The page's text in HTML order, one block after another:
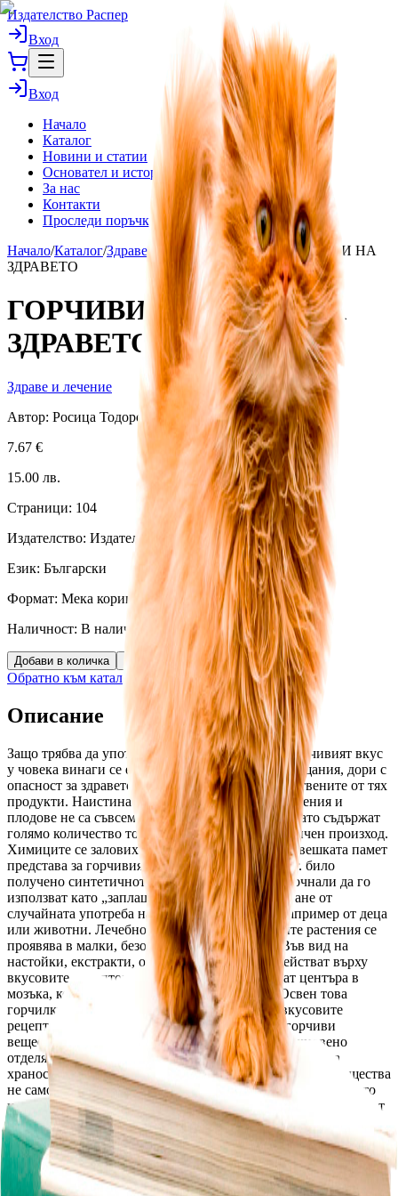
Издателство Распер
Вход
Вход
Начало
Каталог
Новини и статии
Основател и история
За нас
Контакти
Проследи поръчка
Начало/Каталог/Здраве и лечение/ ГОРЧИВИТЕ БИЛКИ НА
ЗДРАВЕТО
ГОРЧИВИТЕ БИЛКИ НА
ЗДРАВЕТО
Здраве и лечение
Автор: Росица Тодорова
7.67 €
15.00 лв.
Страници: 104
Издателство: Издателство Распер
Език: Български
Формат: Мека корица
Наличност: В наличност ( бр.)
Добави в количка Бърза поръчка
Обратно към каталога
Описание
Защо трябва да употребяваме горчиви билки. Горчивият вкус
у човека винаги се е асоциирал с неприятни усещания, дори с
опасност за здравето на някои растения и приготвените от тях
продукти. Наистина повечето от горчивите растения и
плодове не са съвсем безвредни за човека, тъй като съдържат
голямо количество токсини – отрови от биологичен произход.
Химиците се заловиха за тази закрепила се в човешката памет
представа за горчивия вкус и когато през 1958 г. било
получено синтетичното горчиво вещество, започнали да го
използват като „заплашващ агент”, за предпазване от
случайната употреба на токсични вещества, например от деца
или животни. Лечебното действие на горчивите растения се
проявява в малки, безопасни за човека дози. Във вид на
настойки, екстракти, отвари, извлеци те въздействат върху
вкусовите рецептори и рефлекторно възбуждат центъра в
мозъка, който отговаря за чувството за глад. Освен това
горчилките повишават чувствителността на вкусовите
рецептори към храната. Затова при прием на горчиви
вещества храната предизвиква по-силно от обикновено
отделяне на стомашен сок, това значи, че се подобрява
храносмилането. Без приемането на храна горчивите вещества
не само не увеличават, но дори могат да намалят отделянето
на стомашен сок. Такива умни горчиви вещества се съдържат
в пелина, глухарчето, белия равнец, аира, цикорията и други
растения, които всеки от нас познава от детството си.
Препаратите – чайове, настойки, отвари, се приемат 2-4 пъти
на ден, 20-30 минути преди ядене с малко вода. Темите в
книгата: 1. Горчивите „доктори“ 2. Пелинът – универсалната